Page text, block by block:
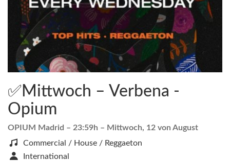
✅Mittwoch – Verbena -
Opium
OPIUM Madrid – 23:59h – Mittwoch, 12 von August
Commercial / House / Reggaeton
International